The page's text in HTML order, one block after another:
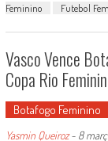
Feminino
Futebol
Vasco Vence
Copa Rio
Botafogo Feminino
Yasmin Queiroz- 8